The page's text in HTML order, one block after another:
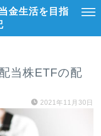
金生活を目指
当株ETFの配
2021年11月30日